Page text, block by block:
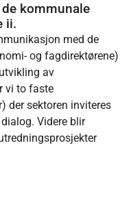
kommunale
ii.
med de
og fagdirektørene)
av
vi to faste
der sektoren inviteres
Videre blir